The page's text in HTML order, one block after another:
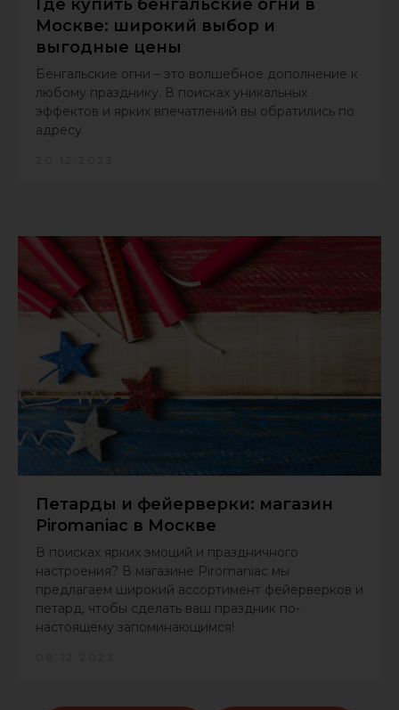
Где купить бенгальские огни в
Москве: широкий выбор и
выгодные цены
Бенгальские огни – это волшебное дополнение к
любому празднику. В поисках уникальных
эффектов и ярких впечатлений вы обратились по
адресу
Петарды и фейерверки: магазин
Piromaniac в Москве
В поисках ярких эмоций и праздничного
настроения? В магазине Piromaniac мы
предлагаем широкий ассортимент фейерверков и
петард, чтобы сделать ваш праздник по-
настоящему запоминающимся!